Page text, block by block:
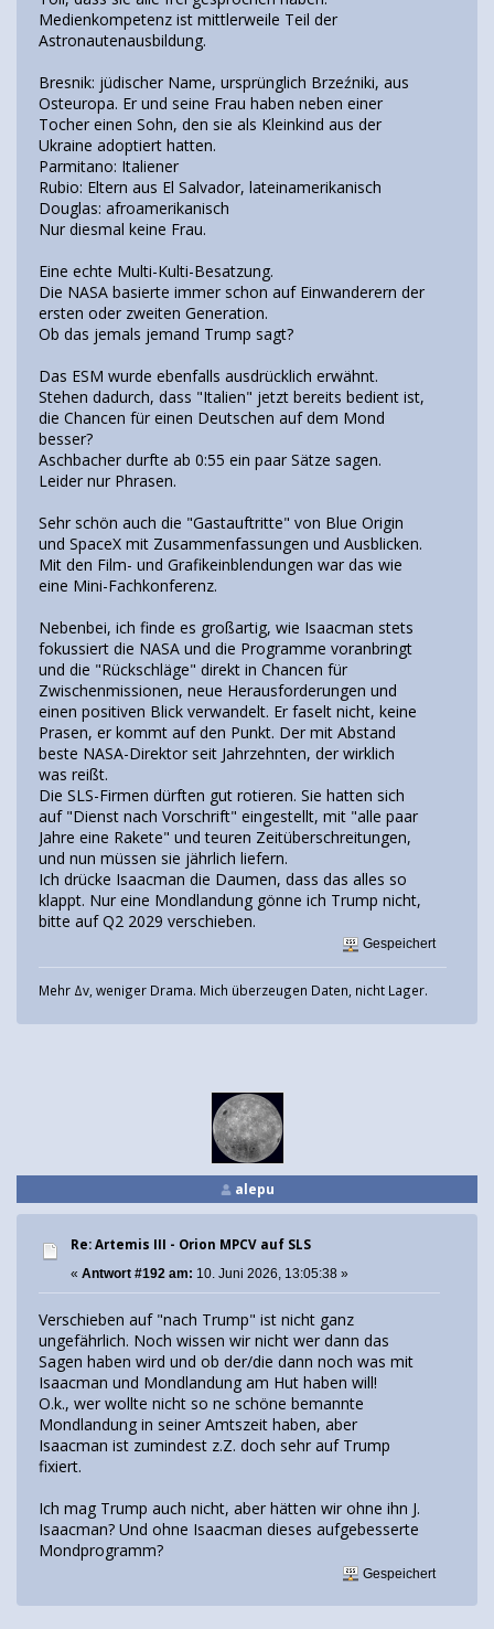
Medienkompetenz ist mittlerweile Teil der
Astronautenausbildung.
Bresnik: jüdischer Name, ursprünglich Brzeźniki, aus
Osteuropa. Er und seine Frau haben neben einer
Tocher einen Sohn, den sie als Kleinkind aus der
Ukraine adoptiert hatten.
Parmitano: Italiener
Rubio: Eltern aus El Salvador, lateinamerikanisch
Douglas: afroamerikanisch
Nur diesmal keine Frau.
Eine echte Multi-Kulti-Besatzung.
Die NASA basierte immer schon auf Einwanderern der
ersten oder zweiten Generation.
Ob das jemals jemand Trump sagt?
Das ESM wurde ebenfalls ausdrücklich erwähnt.
Stehen dadurch, dass "Italien" jetzt bereits bedient ist,
die Chancen für einen Deutschen auf dem Mond
besser?
Aschbacher durfte ab 0:55 ein paar Sätze sagen.
Leider nur Phrasen.
Sehr schön auch die "Gastauftritte" von Blue Origin
und SpaceX mit Zusammenfassungen und Ausblicken.
Mit den Film- und Grafikeinblendungen war das wie
eine Mini-Fachkonferenz.
Nebenbei, ich finde es großartig, wie Isaacman stets
fokussiert die NASA und die Programme voranbringt
und die "Rückschläge" direkt in Chancen für
Zwischenmissionen, neue Herausforderungen und
einen positiven Blick verwandelt. Er faselt nicht, keine
Prasen, er kommt auf den Punkt. Der mit Abstand
beste NASA-Direktor seit Jahrzehnten, der wirklich
was reißt.
Die SLS-Firmen dürften gut rotieren. Sie hatten sich
auf "Dienst nach Vorschrift" eingestellt, mit "alle paar
Jahre eine Rakete" und teuren Zeitüberschreitungen,
und nun müssen sie jährlich liefern.
Ich drücke Isaacman die Daumen, dass das alles so
klappt. Nur eine Mondlandung gönne ich Trump nicht,
bitte auf Q2 2029 verschieben.
Gespeichert
Mehr Δv, weniger Drama. Mich überzeugen Daten, nicht Lager.
alepu
Re: Artemis III - Orion MPCV auf SLS
« Antwort #192 am: 10. Juni 2026, 13:05:38 »
Verschieben auf "nach Trump" ist nicht ganz
ungefährlich. Noch wissen wir nicht wer dann das
Sagen haben wird und ob der/die dann noch was mit
Isaacman und Mondlandung am Hut haben will!
O.k., wer wollte nicht so ne schöne bemannte
Mondlandung in seiner Amtszeit haben, aber
Isaacman ist zumindest z.Z. doch sehr auf Trump
fixiert.
Ich mag Trump auch nicht, aber hätten wir ohne ihn J.
Isaacman? Und ohne Isaacman dieses aufgebesserte
Mondprogramm?
Gespeichert